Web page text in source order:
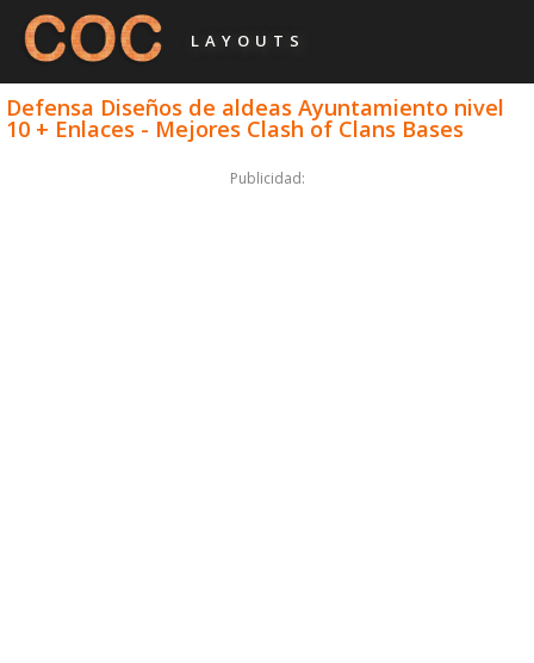
LAYOUTS
Defensa Diseños de aldeas Ayuntamiento nivel
10 + Enlaces - Mejores Clash of Clans Bases
Publicidad: